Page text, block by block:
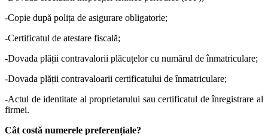
-Copie după polița de asigurare obligatorie;
-Certificatul de atestare fiscală;
-Dovada plății contravalorii plăcuțelor cu numărul de înmatriculare;
-Dovada plății contravaloarii certificatului de înmatriculare;
-Actul de identitate al proprietarului sau certificatul de înregistrare al
firmei.
Cât costă numerele preferențiale?